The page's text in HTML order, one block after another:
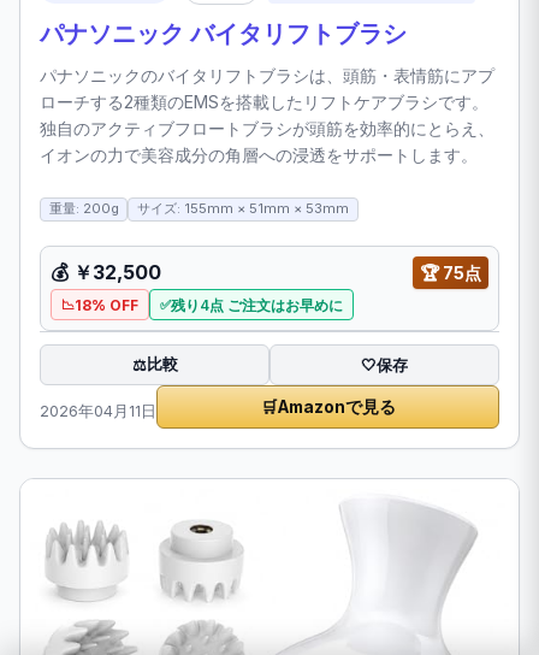
パナソニック バイタリフトブラシ
パナソニックのバイタリフトブラシは、頭筋・表情筋にアプ
ローチする2種類のEMSを搭載したリフトケアブラシです。
独自のアクティブフロートブラシが頭筋を効率的にとらえ、
イオンの力で美容成分の角層への浸透をサポートします。
重量: 200g サイズ: 155mm × 51mm × 53mm
💰 ￥32,500 🏆75点
18% OFF 残り4点 ご注文はお早めに
⚖️比較 🤍保存
2026年04月11日 🛒Amazonで見る